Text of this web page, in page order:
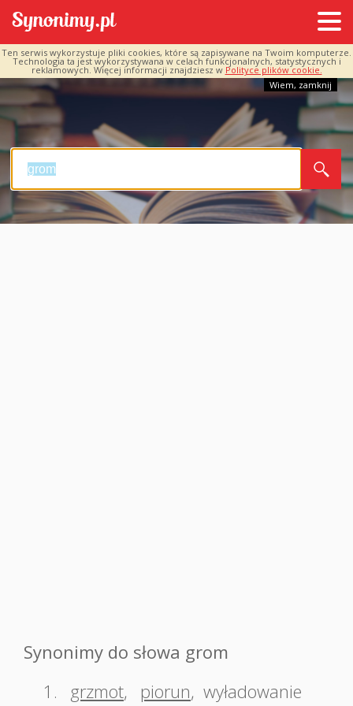
Ten serwis wykorzystuje pliki cookies, które są zapisywane na Twoim komputerze.
Technologia ta jest wykorzystywana w celach funkcjonalnych, statystycznych i
reklamowych. Więcej informacji znajdziesz w Polityce plików cookie.
Wiem, zamknij
Synonimy do słowa grom
1.
grzmot, piorun, wyładowanie